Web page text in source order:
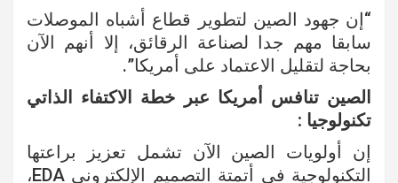
“إن جهود الصين لتطوير قطاع أشباه الموصلات
سابقا مهم جدا لصناعة الرقائق، إلا أنهم الآن
بحاجة لتقليل الاعتماد على أمريكا”.
الصين تنافس أمريكا عبر خطة الاكتفاء الذاتي
تكنولوجيا :
إن أولويات الصين الآن تشمل تعزيز براعتها
التكنولوجية في أتمتة التصميم الإلكتروني EDA،